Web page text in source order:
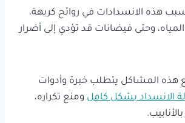
هذه الانسدادات في روائح كريهة،
وحتى فيضانات قد تؤدي إلى أضرار
هذه المشاكل يتطلب خبرة وأدوات
الانسداد بشكل كامل ومنع تكراره،